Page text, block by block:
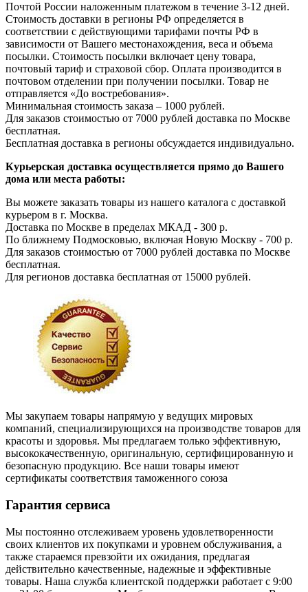
Почтой России наложенным платежом в течение 3-12 дней.
Стоимость доставки в регионы РФ определяется в
соответствии с действующими тарифами почты РФ в
зависимости от Вашего местонахождения, веса и объема
посылки. Стоимость посылки включает цену товара,
почтовый тариф и страховой сбор. Оплата производится в
почтовом отделении при получении посылки. Товар не
отправляется «До востребования».
Минимальная стоимость заказа – 1000 рублей.
Для заказов стоимостью от 7000 рублей доставка по Москве
бесплатная.
Бесплатная доставка в регионы обсуждается индивидуально.
Курьерская доставка осуществляется прямо до Вашего
дома или места работы:
Вы можете заказать товары из нашего каталога с доставкой
курьером в г. Москва.
Доставка по Москве в пределах МКАД - 300 р.
По ближнему Подмосковью, включая Новую Москву - 700 р.
Для заказов стоимостью от 7000 рублей доставка по Москве
бесплатная.
Для регионов доставка бесплатная от 15000 рублей.
Мы закупаем товары напрямую у ведущих мировых
компаний, специализирующихся на производстве товаров для
красоты и здоровья. Мы предлагаем только эффективную,
высококачественную, оригинальную, сертифицированную и
безопасную продукцию. Все наши товары имеют
сертификаты соответствия таможенного союза
Гарантия сервиса
Мы постоянно отслеживаем уровень удовлетворенности
своих клиентов их покупками и уровнем обслуживания, а
также стараемся превзойти их ожидания, предлагая
действительно качественные, надежные и эффективные
товары. Наша служба клиентской поддержки работает с 9:00